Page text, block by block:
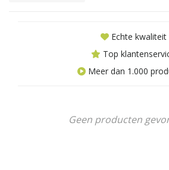
Echte kwaliteit
Top
Meer dan 1.000
Geen producten